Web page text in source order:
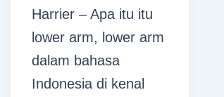
Harrier – Apa itu itu
lower arm, lower arm
dalam bahasa
Indonesia di kenal